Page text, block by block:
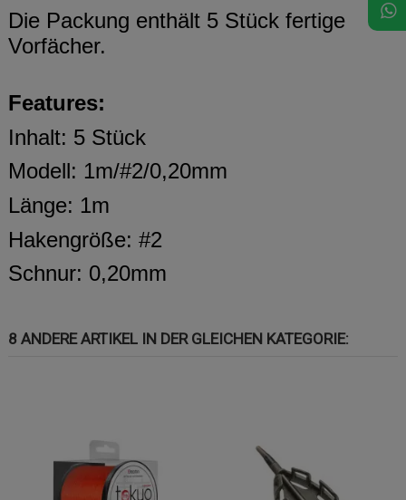
Die Packung enthält 5 Stück fertige
Vorfächer.
Features:
Inhalt: 5 Stück
Modell: 1m/#2/0,20mm
Länge: 1m
Hakengröße: #2
Schnur: 0,20mm
8 ANDERE ARTIKEL IN DER GLEICHEN KATEGORIE: